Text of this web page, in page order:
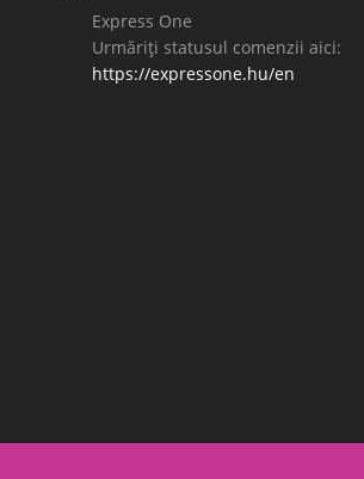
Express One
Urmăriți statusul comenzii aici:
https://expressone.hu/en